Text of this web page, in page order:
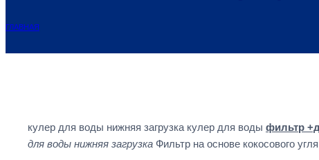
ГЛАВНАЯ
кулер для воды нижняя загрузка кулер для воды фильтр
для воды нижняя загрузка Фильтр на основе кокосового